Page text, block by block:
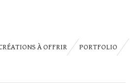
À OFFRIR PORTFOLIO